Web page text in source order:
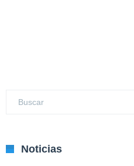
Noticias